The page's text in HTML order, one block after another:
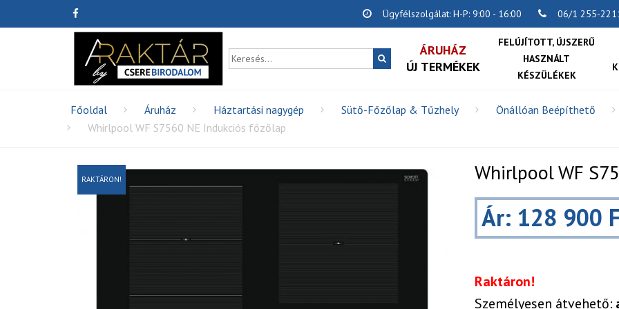
Ügyfélszolgálat: H-P: 9:00 - 16:00 06/1 255-
ÁRUHÁZ
ÚJ TERMÉKEK
FELÚJÍTOTT, ÚJSZERŰ
HASZNÁLT
KÉSZÜLÉKEK
Főoldal Áruház Háztartási nagygép Sütő-Főzőlap & Tűzhely Önállóan Beépíthető
Whirlpool WF S7560 NE Indukciós főzőlap
RAKTÁRON! Whirlpool WF
Ár: 128 900
Raktáron!
Személyesen átvehető: